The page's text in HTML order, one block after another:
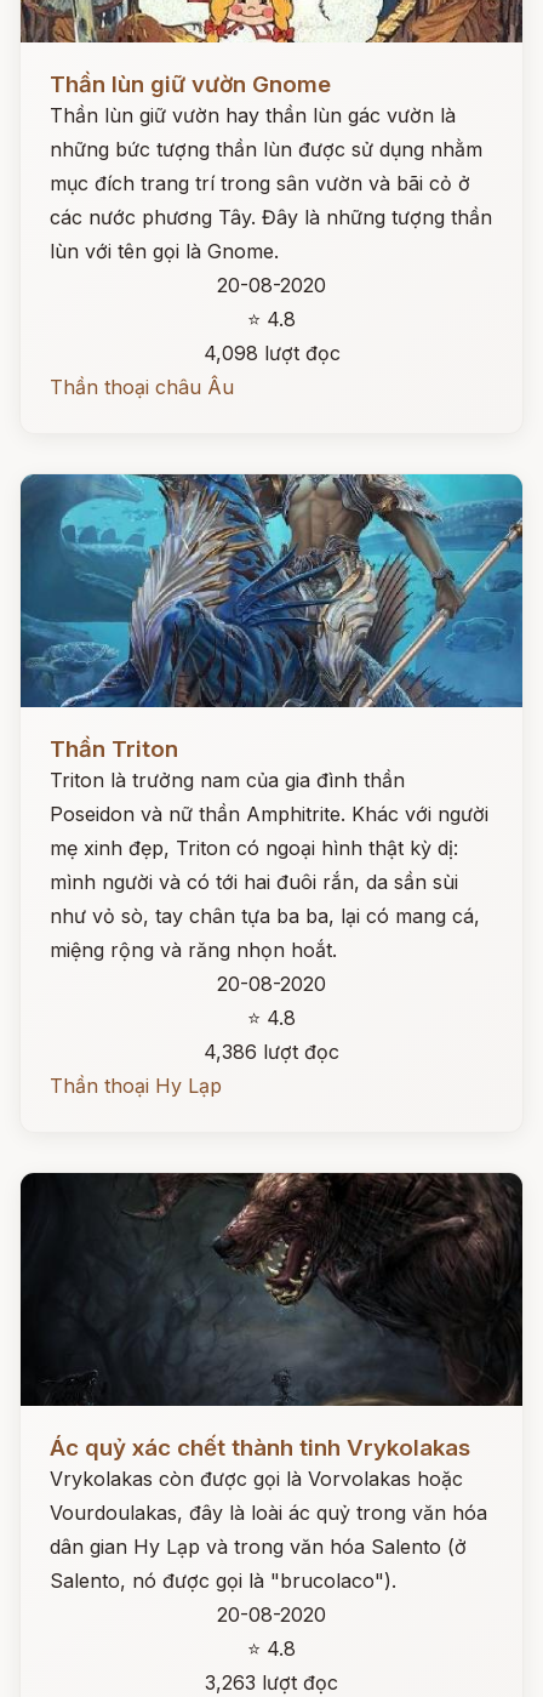
Đọc ngay
Thần lùn giữ vườn Gnome
Thần lùn giữ vườn hay thần lùn gác vườn là
những bức tượng thần lùn được sử dụng nhằm
mục đích trang trí trong sân vườn và bãi cỏ ở
các nước phương Tây. Đây là những tượng thần
lùn với tên gọi là Gnome.
20-08-2020
⭐ 4.8
4,098 lượt đọc
Thần thoại châu Âu
Đọc ngay
Thần Triton
Triton là trưởng nam của gia đình thần
Poseidon và nữ thần Amphitrite. Khác với người
mẹ xinh đẹp, Triton có ngoại hình thật kỳ dị:
mình người và có tới hai đuôi rắn, da sần sùi
như vỏ sò, tay chân tựa ba ba, lại có mang cá,
miệng rộng và răng nhọn hoắt.
20-08-2020
⭐ 4.8
4,386 lượt đọc
Thần thoại Hy Lạp
Đọc ngay
Ác quỷ xác chết thành tinh Vrykolakas
Vrykolakas còn được gọi là Vorvolakas hoặc
Vourdoulakas, đây là loài ác quỷ trong văn hóa
dân gian Hy Lạp và trong văn hóa Salento (ở
Salento, nó được gọi là "brucolaco").
20-08-2020
⭐ 4.8
3,263 lượt đọc